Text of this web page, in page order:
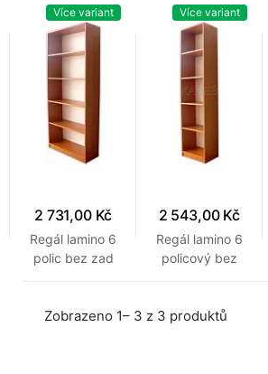
Více variant
2 731,00 Kč
Regál lamino 6
polic bez zad
Třešeň
Více variant
2 543,00 Kč
Regál lamino 6
policový bez
Třešeň
Zobrazeno 1– 3 z 3 produktů